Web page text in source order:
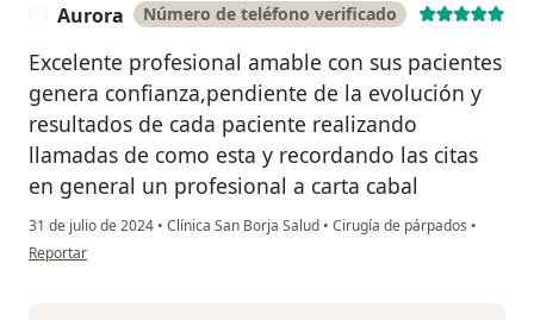
Aurora Número de teléfono verificado
Excelente profesional amable con sus pacientes
genera confianza,pendiente de la evolución y
resultados de cada paciente realizando
llamadas de como esta y recordando las citas
en general un profesional a carta cabal
31 de julio de 2024 • Clínica San Borja Salud • Cirugía de párpados •
en opinión del usuario Aurora
Reportar